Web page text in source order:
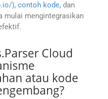
), contoh kode, dan
mulai mengintegrasikan
Cloud
atau kode